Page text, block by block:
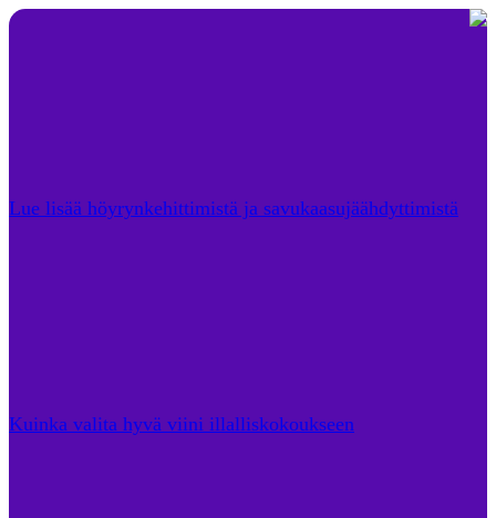
Lue lisää höyrynkehittimistä ja savukaasujäähdyttimistä
Kuinka valita hyvä viini illalliskokoukseen